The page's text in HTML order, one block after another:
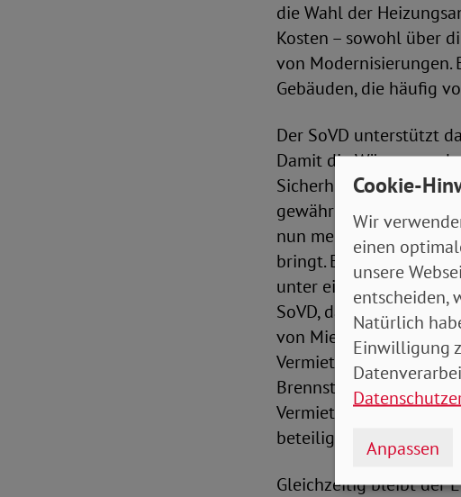
die Wahl der
Kosten – sowohl über
von Modernisierungen.
Gebäuden, die häufig
Der SoVD unterstützt
Damit die
Sicherheit,
gewährleisten.
nun mehr Klarheit und
bringt. Es bleibt
unter einem Prozent
SoVD, dass im
von Mieterinnen
Vermieterinnen an
Brennstoffe ist ein
Vermietende stärker
beteiligt und zugleich
Gleichzeitig bleibt der
Cookie-
Wir
einen
unsere
entscheiden,
Natürlich
Einwilligung
Anpassen